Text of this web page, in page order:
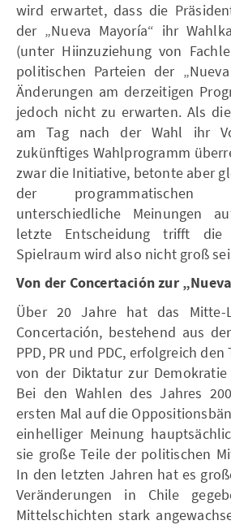
wird erwartet, dass die
der „Nueva Mayoría“ ihr
(unter Hiinzuziehung von
politischen Parteien der
Änderungen am derzeitigen
jedoch nicht zu erwarten. Als
am Tag nach der Wahl ihr
zukünftiges Wahlprogramm
zwar die Initiative, betonte aber
der programmatischen
unterschiedliche Meinungen
letzte Entscheidung trifft die
Spielraum wird also nicht groß
Von der Concertación zur
Über 20 Jahre hat das Mitte-
Concertación, bestehend aus
PPD, PR und PDC, erfolgreich
von der Diktatur zur
Bei den Wahlen des Jahres
ersten Mal auf die
einhelliger Meinung
sie große Teile der politischen
In den letzten Jahren hat es
Veränderungen in Chile
Mittelschichten stark